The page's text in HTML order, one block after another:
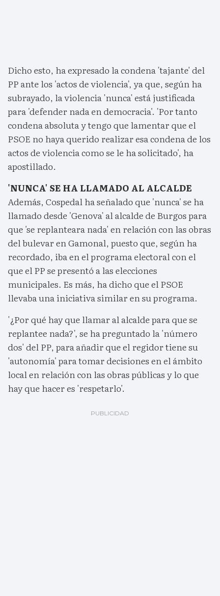
Dicho esto, ha expresado la condena 'tajante' del
PP ante los 'actos de violencia', ya que, según ha
subrayado, la violencia 'nunca' está justificada
para 'defender nada en democracia'. 'Por tanto
condena absoluta y tengo que lamentar que el
PSOE no haya querido realizar esa condena de los
actos de violencia como se le ha solicitado', ha
apostillado.
'NUNCA' SE HA LLAMADO AL ALCALDE
Además, Cospedal ha señalado que 'nunca' se ha
llamado desde 'Genova' al alcalde de Burgos para
que 'se replanteara nada' en relación con las obras
del bulevar en Gamonal, puesto que, según ha
recordado, iba en el programa electoral con el
que el PP se presentó a las elecciones
municipales. Es más, ha dicho que el PSOE
llevaba una iniciativa similar en su programa.
'¿Por qué hay que llamar al alcalde para que se
replantee nada?', se ha preguntado la 'número
dos' del PP, para añadir que el regidor tiene su
'autonomía' para tomar decisiones en el ámbito
local en relación con las obras públicas y lo que
hay que hacer es 'respetarlo'.